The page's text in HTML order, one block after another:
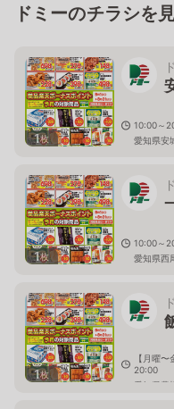
ドミーのチラシを
1枚
10:00～
愛知県安
1枚
10:00～
愛知県西
1枚
【月曜
20:00
愛知県豊